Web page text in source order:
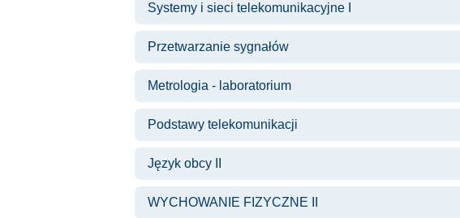
Systemy i sieci telekomunikacyjne I
Przetwarzanie sygnałów
Metrologia - laboratorium
Podstawy telekomunikacji
Język obcy II
WYCHOWANIE FIZYCZNE II